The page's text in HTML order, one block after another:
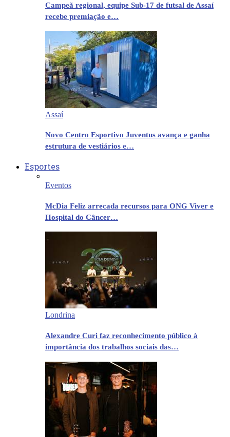
Campeã regional, equipe Sub-17 de futsal de Assaí
recebe premiação e…
Assaí
Novo Centro Esportivo Juventus avança e ganha
estrutura de vestiários e…
Esportes
Eventos
McDia Feliz arrecada recursos para ONG Viver e
Hospital do Câncer…
Londrina
Alexandre Curi faz reconhecimento público à
importância dos trabalhos sociais das…